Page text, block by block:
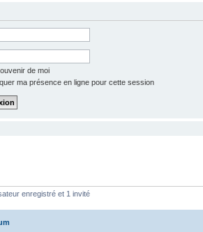
de moi
ma présence en ligne pour cette session
enregistré et 1 invité